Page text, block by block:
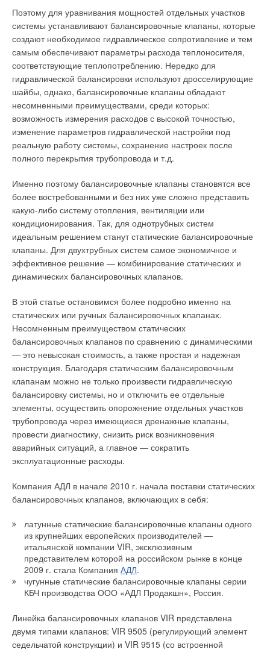
Поэтому для уравнивания мощностей отдельных участков
системы устанавливают балансировочные клапаны, которые
создают необходимое гидравлическое сопротивление и тем
самым обеспечивают параметры расхода теплоносителя,
соответствующие теплопотреблению. Нередко для
гидравлической балансировки используют дросселирующие
шайбы, однако, балансировочные клапаны обладают
несомненными преимуществами, среди которых:
возможность измерения расходов с высокой точностью,
изменение параметров гидравлической настройки под
реальную работу системы, сохранение настроек после
полного перекрытия трубопровода и т.д.
Именно поэтому балансировочные клапаны становятся все
более востребованными и без них уже сложно представить
какую-либо систему отопления, вентиляции или
кондиционирования. Так, для однотрубных систем
идеальным решением станут статические балансировочные
клапаны. Для двухтрубных систем самое экономичное и
эффективное решение — комбинирование статических и
динамических балансировочных клапанов.
В этой статье остановимся более подробно именно на
статических или ручных балансировочных клапанах.
Несомненным преимуществом статических
балансировочных клапанов по сравнению с динамическими
— это невысокая стоимость, а также простая и надежная
конструкция. Благодаря статическим балансировочным
клапанам можно не только произвести гидравлическую
балансировку системы, но и отключить ее отдельные
элементы, осуществить опорожнение отдельных участков
трубопровода через имеющиеся дренажные клапаны,
провести диагностику, снизить риск возникновения
аварийных ситуаций, а главное — сократить
эксплуатационные расходы.
Компания АДЛ в начале 2010 г. начала поставки статических
балансировочных клапанов, включающих в себя:
латунные статические балансировочные клапаны одного
из крупнейших европейских производителей —
итальянской компании VIR, эксклюзивным
представителем которой на российском рынке в конце
2009 г. стала Компания АДЛ.
чугунные статические балансировочные клапаны серии
КБЧ производства ООО «АДЛ Продакшн», Россия.
Линейка балансировочных клапанов VIR представлена
двумя типами клапанов: VIR 9505 (регулирующий элемент
седельчатой конструкции) и VIR 9515 (со встроенной
невысокой стоимостью, высокой надежностью и легкостью
создания.
За счет этих признаков такие системы получили широкое
распространение при возведении жилищных объектов в виде
вентиляционных коробов, проходящих рядом с кухнями и
санузлами Недостатком естественных систем вентиляции
является тот факт, что эффективность их работы во многом
зависит от внешних факторов: ветра, температуры и т.п.
Также отсутствует возможность управлять работой
вентиляционной системы.
Система искусственной (или механической) вентиляции
производительности естественной системы вентиляции.
Искусственная вентиляционная система имеет в своем
составе электровентиляторы, нагревающее оборудование,
фильтры и т.п. Преимущества этой системы проявляются в
возможности управлять режимом ее работы: на удаление
воздуха из помещения или наоборот.
Применение искусственной вентиляции способно
или офисах.
Приточная и вытяжная вентиляция
Приточная система вентиляции предназначена для
нагнетания свежего воздуха внутрь здания. В состав
приточной вентиляционной системы, зачастую входя
фильтры и нагреватели воздуха. Вытяжная вентиляционная
система выполняет обратную функцию – она удаляет
загрязненный воздух из здания. На практике обычно
применяется сочетание вытяжной и приточной
вентиляционных систем. Стоит отметить, что в таком случае
необходимо устанавливать системы с одинаковой
давлений внутри помещения и снаружи
Местная вентиляция обеспечивает приток свежего воздуха в
определенный участок помещения (местная приточная
вентиляция), или, наоборот, удаляет нагретый или
загрязненный воздух от источника загрязнения, если таковые
имею постоянную локализацию. Последний вид вентиляции
Наибольшее распространение местные вентиляционные
установки получили в производственных помещениях.
Именно благодаря применению данной технологии трубы
Reticulado обладают отличными эксплуатационными
характеристиками - 25 лет непрерывной эксплуатации при
ΔТ = 95°С с постоянным давлением 8 атм. Что касается
кислородной проницаемости, то данный показатель отвечает
самым строгим нормам как у многослойных моделей
Reticulado EVOH, так и у однослойных труб Reticulado
Tradicional.
Исходя из этих данных, становится понятно, что применение
этого образца в системах центрального отопления не только
возможно, но и необходимо, ведь аналогов, кроме
дорогостоящих и недолговечных металлических труб,
практически нет. Но за счет чего были достигнуты такие
показатели и чем еще характерны системы трубопроводов
Reticulado? Главный секрет кроется в технологии - Monosil.
Суть технологии заключается в том, что процесс сшивания
молекул полиэтилена начинается в экструдере в ходе
формования трубы и завершается в «паровых банях», где
молекулы воды проникают внутрь материала и реагируют со
сшивающими компонентами, образуя активные группы
радикалов, которые и сшивают молекулы полиэтилена.
Технология Monosil обеспечивает равномерно высокий
процент сшивки по всему ее поперечному сечению.
Трубопроводы, изготовленные по данному методу,
отличаются существенно большей прочностью и
эластичностью, по сравнению не только с
полипропиленовыми трубами, но и с собратьями из сшитого
полиэтилена по иным технологиям. Получаемая трехмерная
молекулярная структура полиэтилена способна к
самовосстановлению после критических нагрузок. Более
того, если говорить об аварийном повышении температуры в
сети (свыше 95°С), то трубы Reticulado, по сути, попадают в
«родную» среду, ведь процесс «досшивки» в «паровых
банях» происходит при температуре 110°С.
Если ко всему перечисленному добавить фирменную
систему монтажа (аксиальная запрессовка) разработанная
компанией Industrial Blansol еще в 1983 году и по сей день
не имеющая равных, становиться понятно, что
трубопроводы Reticulado и Reticulado EVOH практически
идеальное решение организации центрального отопления и
водоснабжения.
Читайте по теме: